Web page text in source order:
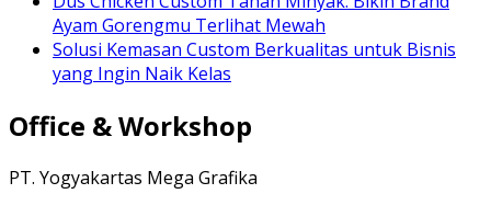
Ayam Gorengmu Terlihat Mewah
Solusi Kemasan Custom Berkualitas untuk Bisnis
yang Ingin Naik Kelas
Office & Workshop
PT. Yogyakartas Mega Grafika